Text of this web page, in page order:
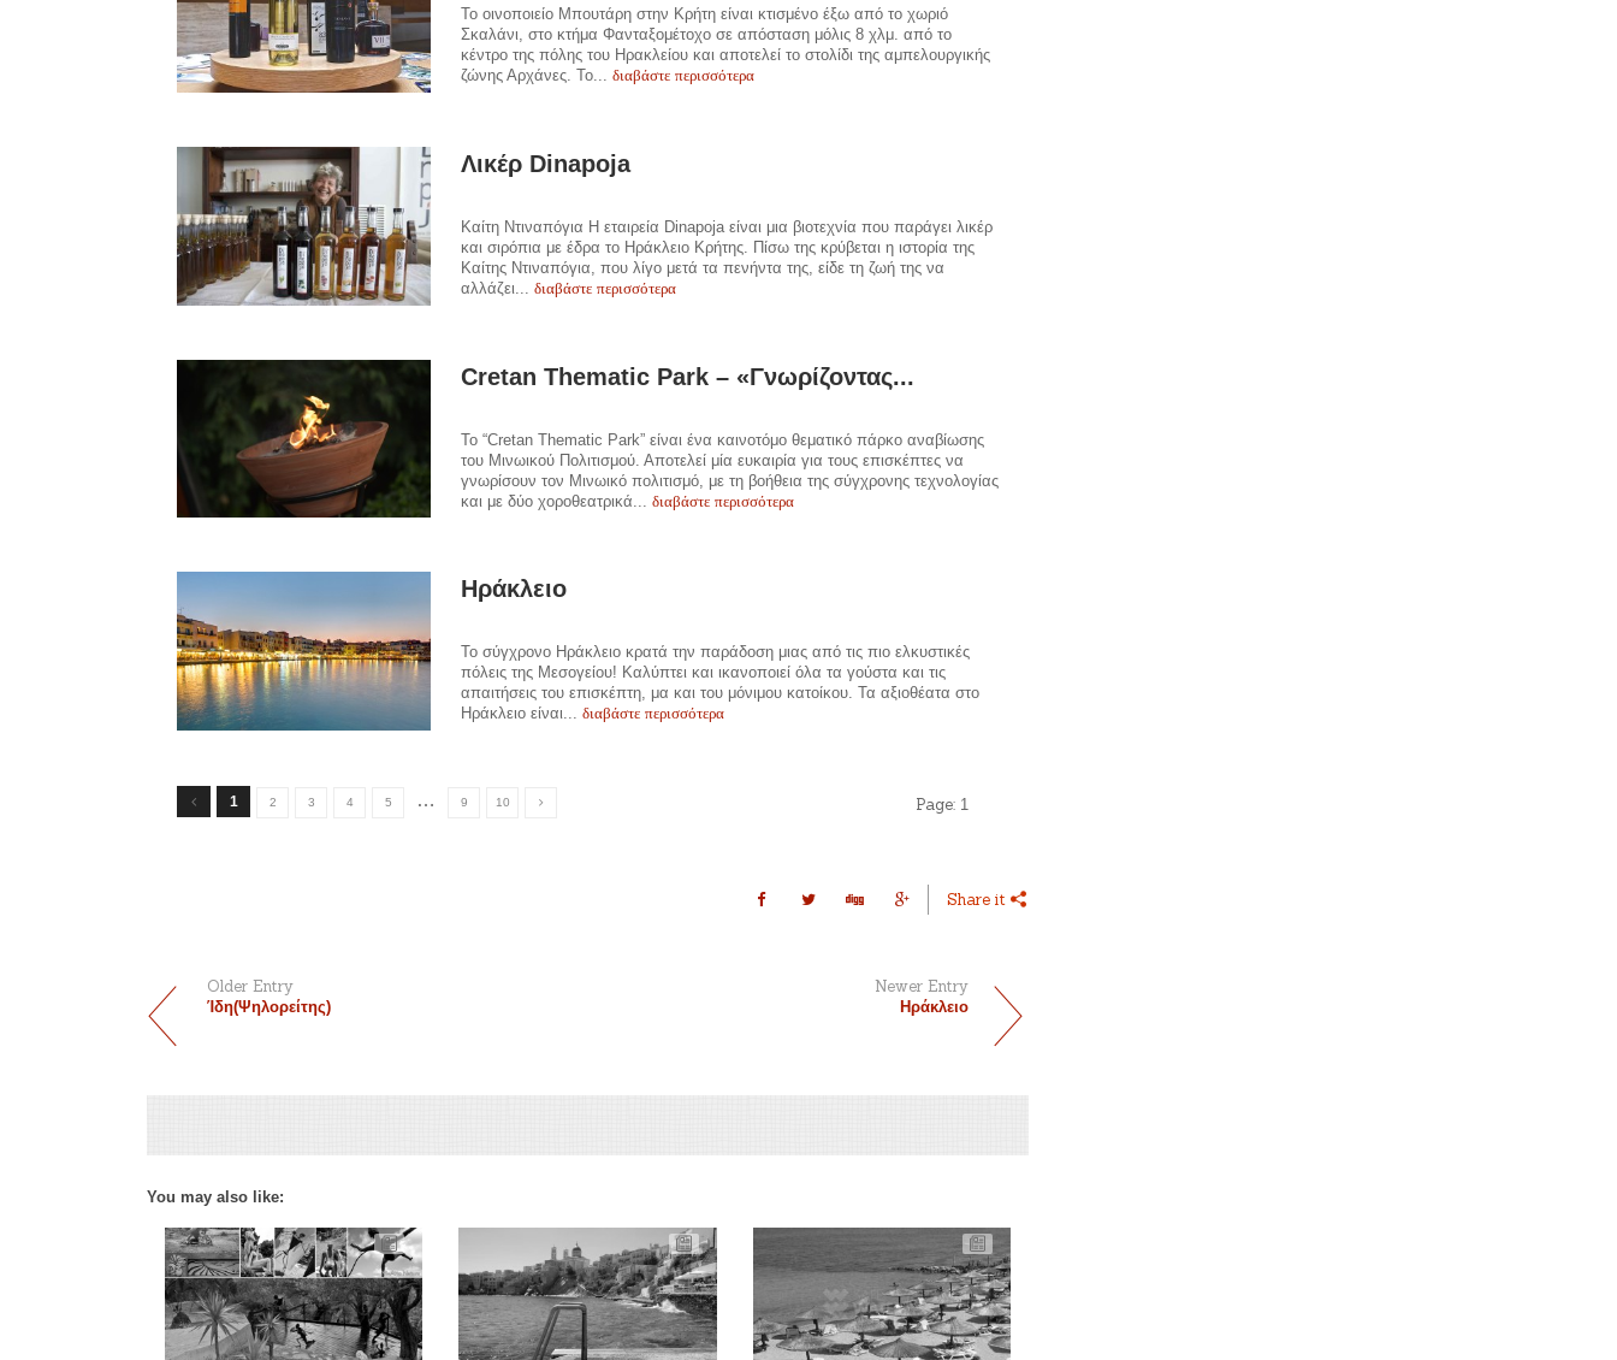
Το οινοποιείο Μπουτάρη στην Κρήτη είναι κτισμένο έξω από το χωριό
Σκαλάνι, στο κτήμα Φανταξομέτοχο σε απόσταση μόλις 8 χλμ. από το
κέντρο της πόλης του Ηρακλείου και αποτελεί το στολίδι της αμπελουργικής
ζώνης Αρχάνες. Το...διαβάστε περισσότερα
Λικέρ Dinapoja
Καίτη Ντιναπόγια H εταιρεία Dinapoja είναι μια βιοτεχνία που παράγει λικέρ
και σιρόπια με έδρα το Ηράκλειο Κρήτης. Πίσω της κρύβεται η ιστορία της
Καίτης Ντιναπόγια, που λίγο μετά τα πενήντα της, είδε τη ζωή της να
αλλάζει...διαβάστε περισσότερα
Cretan Thematic Park – «Γνωρίζοντας...
Το “Cretan Thematic Park” είναι ένα καινοτόμο θεματικό πάρκο αναβίωσης
του Μινωικού Πολιτισμού. Αποτελεί μία ευκαιρία για τους επισκέπτες να
γνωρίσουν τον Μινωικό πολιτισμό, με τη βοήθεια της σύγχρονης τεχνολογίας
και με δύο χοροθεατρικά...διαβάστε περισσότερα
Ηράκλειο
Το σύγχρονο Ηράκλειο κρατά την παράδοση μιας από τις πιο ελκυστικές
πόλεις της Μεσογείου! Καλύπτει και ικανοποιεί όλα τα γούστα και τις
απαιτήσεις του επισκέπτη, μα και του μόνιμου κατοίκου. Τα αξιοθέατα στο
Ηράκλειο είναι...διαβάστε περισσότερα
1 2 3 4 5 … 9 10 Page: 1
Share it
Older Entry
Ίδη(Ψηλορείτης)
Newer Entry
Ηράκλειο
You may also like: